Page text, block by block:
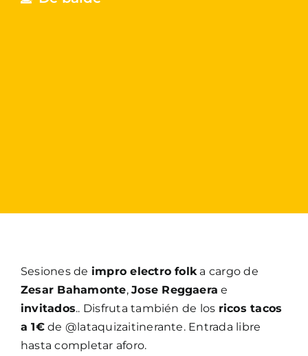
Sesiones de impro electro folka cargo de
Zesar Bahamonte,Jose Reggaera e
invitados.. Disfruta también de los ricos tacos
a 1€de @lataquizaitinerante. Entrada libre
hasta completar aforo.